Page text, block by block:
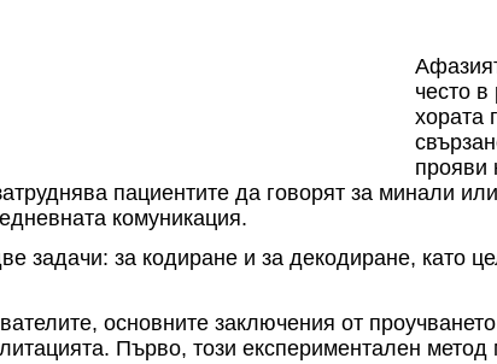
често в
хората
прояви
пациентите да говорят за минали
комуникация.
задачи: за кодиране и за декодиране, като
основните заключения от
Първо, този експериментален